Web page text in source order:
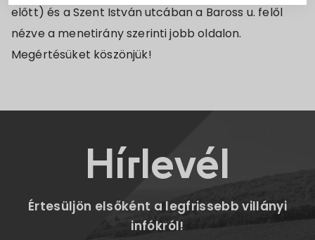
Választási szervek
Választási ügyintézés
előtt) és a Szent István utcában a Baross u. felől
nézve a menetirány szerinti jobb oldalon.
Megértésüket köszönjük!
Hírlevél
Értesüljön elsőként a legfrissebb villányi
infókról!